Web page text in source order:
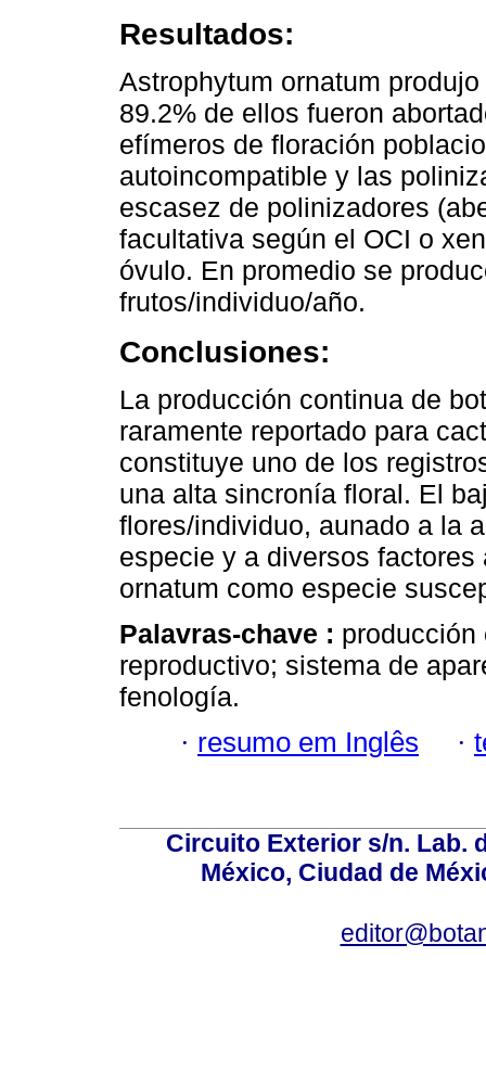
Resultados:
Astrophytum ornatum
89.2% de ellos fueron
efímeros de floración
autoincompatible y las
escasez de polinizadores
facultativa según el OCI o
óvulo. En promedio se
frutos/individuo/año.
Conclusiones:
La producción continua de
raramente reportado para
constituye uno de los
una alta sincronía floral. El
flores/individuo, aunado a la
especie y a diversos
ornatum como especie
Palavras-chave : producción
reproductivo; sistema de
fenología.
· resumo em Inglês ·
Circuito Exterior s/n. Lab.
México, Ciudad de